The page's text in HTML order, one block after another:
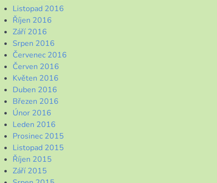
Listopad 2016
Říjen 2016
Září 2016
Srpen 2016
Červenec 2016
Červen 2016
Květen 2016
Duben 2016
Březen 2016
Únor 2016
Leden 2016
Prosinec 2015
Listopad 2015
Říjen 2015
Září 2015